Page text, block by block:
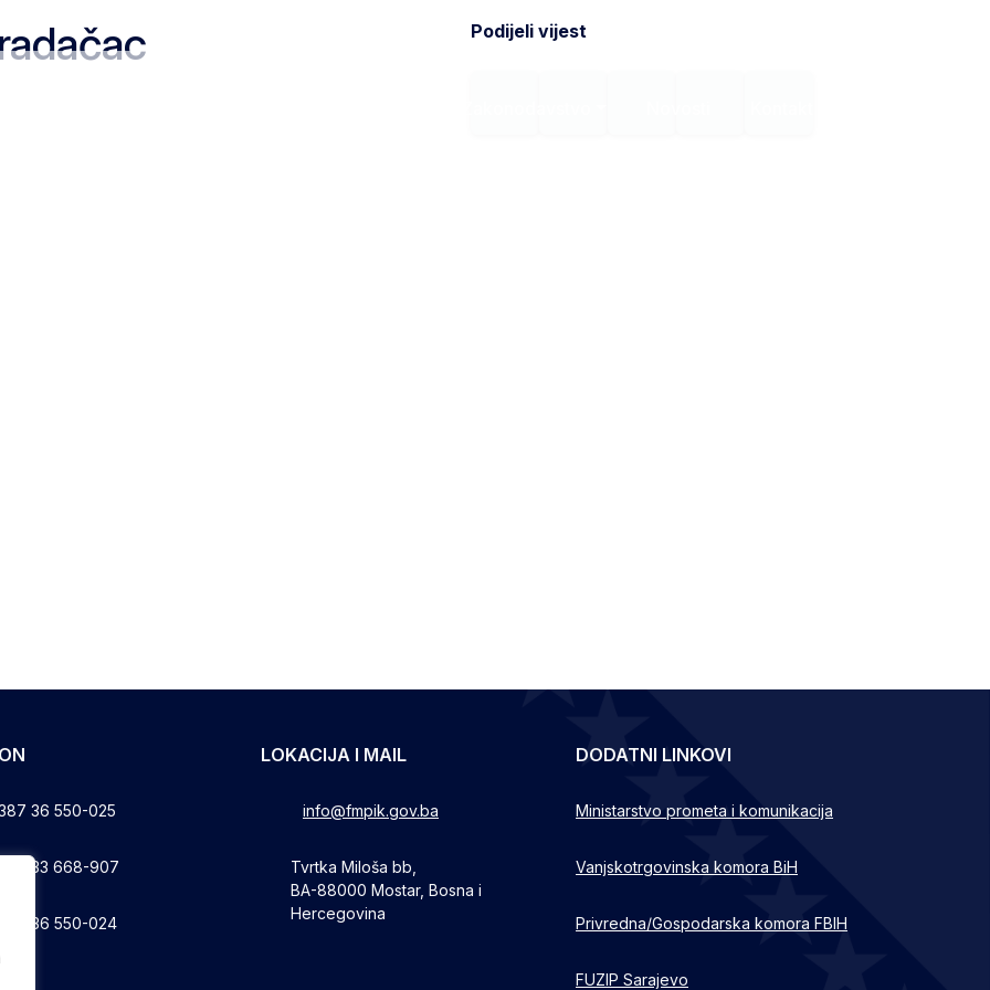
Podijeli vijest
36 550-025
33 668-907
36 550-024
LOKACIJA I MAIL
info@fmpik.gov.ba
Tvrtka Miloša bb,
BA-88000 Mostar, Bosna i
Hercegovina
DODATNI LINKOVI
Ministarstvo prometa i komunikacija
Vanjskotrgovinska komora BiH
Privredna/Gospodarska komora FBIH
FUZIP Sarajevo